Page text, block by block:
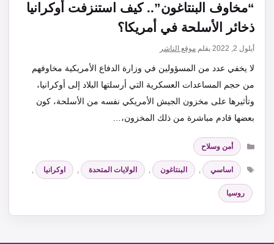
“مخاوف البنتاغون”.. كيف استنزفت أوكرانيا
ذخائر الأسلحة في أمريكا؟
أيلول 2, 2022 بقلم موقع الناشر
لا يخفي عدد من المسؤولين في وزارة الدفاع الأمريكية مخاوفهم
من حجم المساعدات العسكرية التي أرسلتها البلاد إلى أوكرانيا،
وتأثيرها على مخزون الجيش الأمريكي نفسه من الأسلحة، كون
بعضها قادم مباشرة من ذلك المخزون،…
التصنيفات
أمن وسلاح
الوسوم
اساسي , البنتاغون , الولايات المتحدة , اوكرانيا ,
روسيا